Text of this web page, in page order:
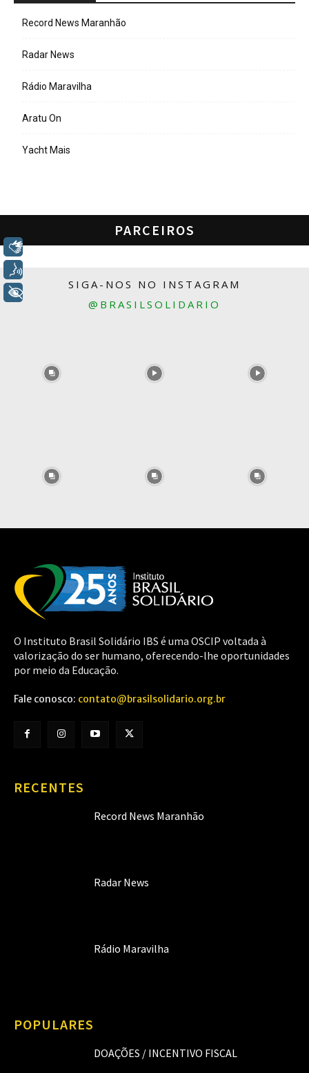
Record News Maranhão
Radar News
Rádio Maravilha
Aratu On
Yacht Mais
PARCEIROS
SIGA-NOS NO INSTAGRAM
@BRASILSOLIDARIO
O Instituto Brasil Solidário IBS é uma OSCIP voltada à
valorização do ser humano, oferecendo-lhe oportunidades
por meio da Educação.
Fale conosco: contato@brasilsolidario.org.br
RECENTES
Record News Maranhão
Radar News
Rádio Maravilha
POPULARES
DOAÇÕES / INCENTIVO FISCAL
Libras
+ Acessibilidade